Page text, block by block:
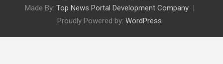
Made By: Top News Portal Development Company
Proudly Powered by: WordPress